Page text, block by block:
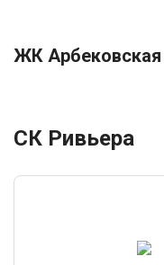
ЖК Арбековская
СК Ривьера